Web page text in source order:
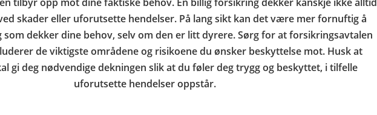
skader eller uforutsette hendelser. På lang sikt kan det være mer fornuftig å
som dekker dine behov, selv om den er litt dyrere. Sørg for at forsikringsavtalen
de viktigste områdene og risikoene du ønsker beskyttelse mot. Husk at
gi deg nødvendige dekningen slik at du føler deg trygg og beskyttet, i tilfelle
uforutsette hendelser oppstår.